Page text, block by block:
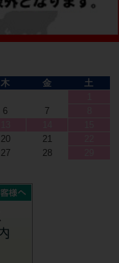
木 金
土
6 7
20 21
27 28